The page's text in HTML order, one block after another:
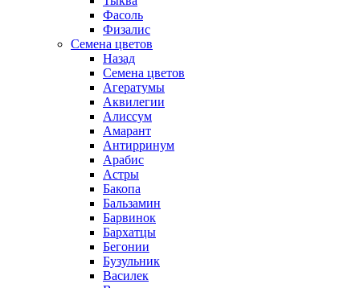
Фасоль
Физалис
Семена цветов
Назад
Семена цветов
Агератумы
Аквилегии
Алиссум
Амарант
Антирринум
Арабис
Астры
Бакопа
Бальзамин
Барвинок
Бархатцы
Бегонии
Бузульник
Василек